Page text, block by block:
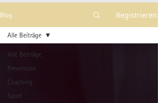
Blog Registrieren
Alle Beiträge
Prevention
Coaching
Sport
Alle Beiträge